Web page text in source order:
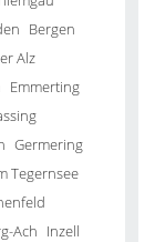
Bergen
Alz
Emmerting
Germering
Tegernsee
Ach Inzell